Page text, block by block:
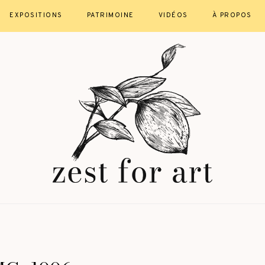
EXPOSITIONS PATRIMOINE VIDÉOS À PROPOS